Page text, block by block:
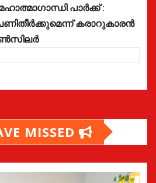
പാർക്ക് :
കരാറുകാരൻ
MISSED